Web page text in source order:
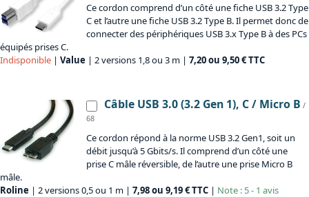
Ce cordon comprend d’un côté une fiche USB 3.2 Type
C et l’autre une fiche USB 3.2 Type B. Il permet donc de
connecter des périphériques USB 3.x Type B à des PCs
équipés prises C.
Indisponible | Value | 2 versions 1,8 ou 3 m | 7,20 ou 9,50 € TTC
Câble USB 3.0 (3.2 Gen 1), C / Micro B /
68
Ce cordon répond à la norme USB 3.2 Gen1, soit un
débit jusqu’à 5 Gbits/s. Il comprend d’un côté une
prise C mâle réversible, de l’autre une prise Micro B
mâle.
Roline | 2 versions 0,5 ou 1 m | 7,98 ou 9,19 € TTC | Note : 5 - 1 avis